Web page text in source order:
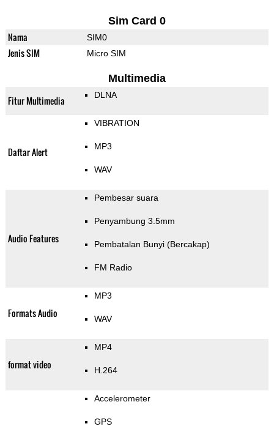
Sim Card 0
Nama SIM0
Jenis SIM Micro SIM
Multimedia
Fitur Multimedia DLNA
Daftar Alert
VIBRATION
MP3
WAV
Audio Features
Pembesar suara
Penyambung 3.5mm
Pembatalan Bunyi (Bercakap)
FM Radio
Formats Audio
MP3
WAV
format video
MP4
H.264
Accelerometer
GPS